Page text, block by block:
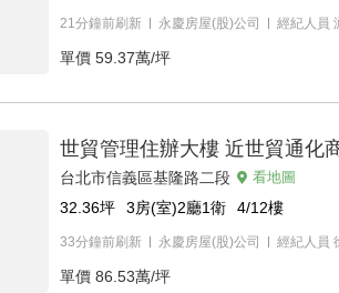
21分鐘前刷新 永慶房屋(股)公司 經紀人員
單價 59.37萬/坪
世貿管理住辦大樓 近世貿通化
台北市信義區基隆路二段 看地圖
32.36坪 3房(室)2廳1衛 4/12樓
33分鐘前刷新 永慶房屋(股)公司 經紀人員
單價 86.53萬/坪